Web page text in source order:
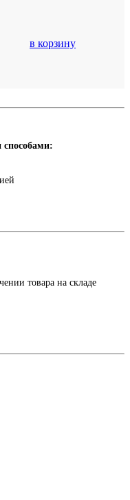
в корзину
товара на складе